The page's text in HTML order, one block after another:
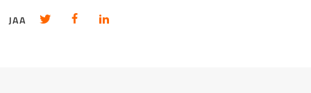
JAA Jaa Twitterissä
Jaa Facebookissa